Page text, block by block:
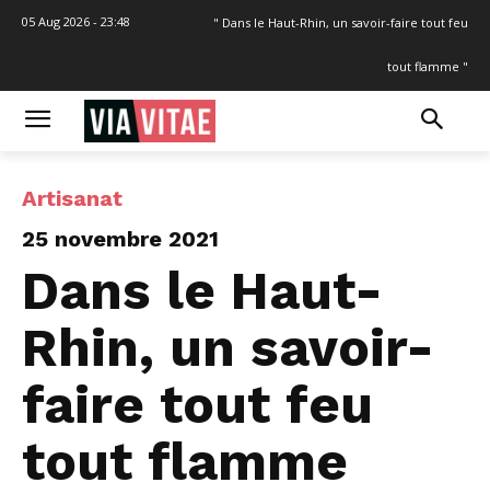
05 Aug 2026 - 23:48 " Dans le Haut-Rhin, un savoir-faire tout feu
tout flamme "
Artisanat
25 novembre 2021
Dans le Haut-
Rhin, un savoir-
faire tout feu
tout flamme